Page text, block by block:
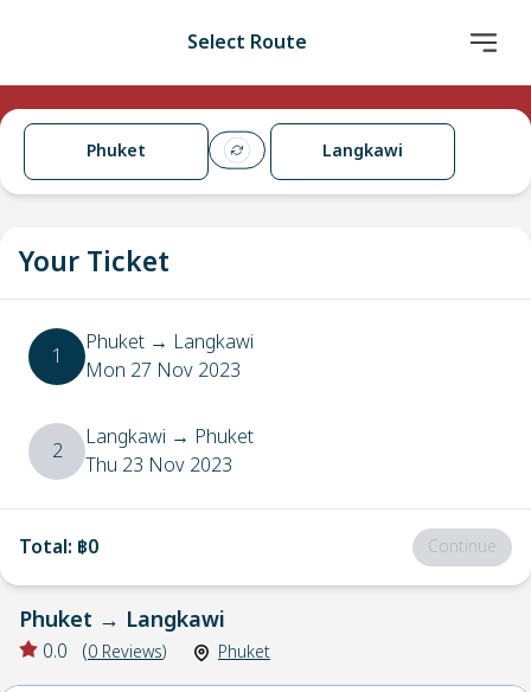
Select Route
Phuket Langkawi
Your Ticket
1 Phuket → Langkawi
Mon 27 Nov 2023
2 Langkawi → Phuket
Thu 23 Nov 2023
Total: ฿0 Continue
Phuket → Langkawi
0.0 (0 Reviews) Phuket